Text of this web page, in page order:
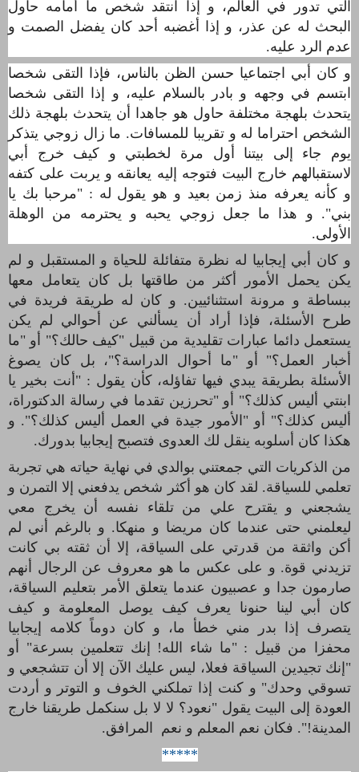
التي تدور في العالم، و إذا انتقد شخص ما أمامه حاول
البحث له عن عذر، و إذا أغضبه أحد كان يفضل الصمت و
عدم الرد عليه.
و كان أبي اجتماعيا حسن الظن بالناس، فإذا التقى شخصا
ابتسم في وجهه و بادر بالسلام عليه، و إذا التقى شخصا
يتحدث بلهجة مختلفة حاول هو جاهدا أن يتحدث بلهجة ذلك
الشخص احتراما له و تقريبا للمسافات. ما زال زوجي يتذكر
يوم جاء إلى بيتنا أول مرة لخطبتي و كيف خرج أبي
لاستقبالهم خارج البيت فتوجه إليه يعانقه و يربت على كتفه
و كأنه يعرفه منذ زمن بعيد و هو يقول له : "مرحبا بك يا
بني". و هذا ما جعل زوجي يحبه و يحترمه من الوهلة
الأولى.
و كان أبي إيجابيا له نظرة متفائلة للحياة و المستقبل و لم
يكن يحمل اﻷمور أكثر من طاقتها بل كان يتعامل معها
ببساطة و مرونة استثنائيين. و كان له طريقة فريدة في
طرح اﻷسئلة، فإذا أراد أن يسألني عن أحوالي لم يكن
يستعمل دائما عبارات تقليدية من قبيل "كيف حالك؟" أو "ما
أخبار العمل؟" أو "ما أحوال الدراسة؟"، بل كان يصوغ
اﻷسئلة بطريقة يبدي فيها تفاؤله، كأن يقول : "أنت بخير يا
ابنتي أليس كذلك؟" أو "تحرزين تقدما في رسالة الدكتوراة،
أليس كذلك؟" أو "اﻷمور جيدة في العمل أليس كذلك؟". و
هكذا كان أسلوبه ينقل لك العدوى فتصبح إيجابيا بدورك.
من الذكريات التي جمعتني بوالدي في نهاية حياته هي تجربة
تعلمي للسياقة. لقد كان هو أكثر شخص يدفعني إلا التمرن و
يشجعني و يقترح علي من تلقاء نفسه أن يخرج معي
ليعلمني حتى عندما كان مريضا و منهكا. و بالرغم أني لم
أكن واثقة من قدرتي على السياقة، إلا أن ثقته بي كانت
تزيدني قوة. و على عكس ما هو معروف عن الرجال أنهم
صارمون جدا و عصبيون عندما يتعلق اﻷمر بتعليم السياقة،
كان أبي لينا حنونا يعرف كيف يوصل المعلومة و كيف
يتصرف إذا بدر مني خطأ ما، و كان دوماً كلامه إيجابيا
محفزا من قبيل : "ما شاء الله! إنك تتعلمين بسرعة" أو
"إنك تجيدين السياقة فعلا، ليس عليك اﻵن إلا أن تتشجعي و
تسوقي وحدك" و كنت إذا تملكني الخوف و التوتر و أردت
العودة إلى البيت يقول "نعود؟ لا لا بل سنكمل طريقنا خارج
المدينة!". فكان نعم المعلم و نعم المرافق.
*****